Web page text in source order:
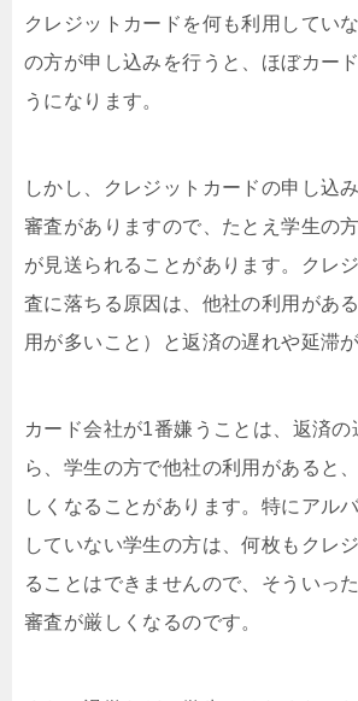
クレジットカードを何も利用してい
の方が申し込みを行うと、ほぼカー
うになります。
しかし、クレジットカードの申し込
審査がありますので、たとえ学生の
が見送られることがあります。クレ
査に落ちる原因は、他社の利用があ
用が多いこと）と返済の遅れや延滞
カード会社が1番嫌うことは、返済
ら、学生の方で他社の利用があると
しくなることがあります。特にアル
していない学生の方は、何枚もクレ
ることはできませんので、そういっ
審査が厳しくなるのです。